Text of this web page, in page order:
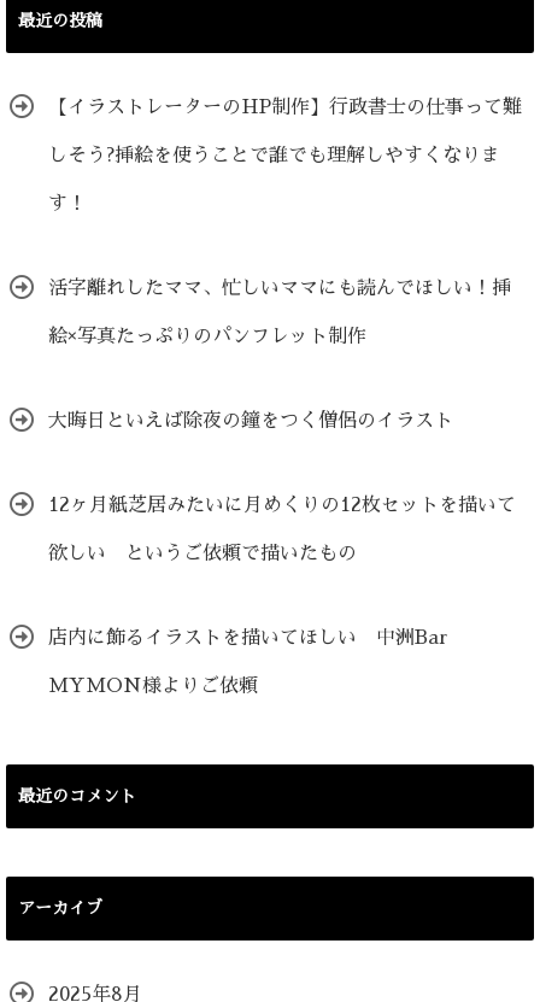
最近の投稿
【イラストレーターのHP制作】行政書士の仕事って難
しそう?挿絵を使うことで誰でも理解しやすくなりま
す！
活字離れしたママ、忙しいママにも読んでほしい！挿
絵×写真たっぷりのパンフレット制作
大晦日といえば除夜の鐘をつく僧侶のイラスト
12ヶ月紙芝居みたいに月めくりの12枚セットを描いて
欲しい というご依頼で描いたもの
店内に飾るイラストを描いてほしい 中洲Bar
MYMON様よりご依頼
最近のコメント
アーカイブ
2025年8月